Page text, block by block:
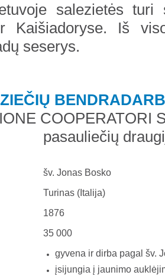
salezietės turi
Kaišiadoryse. Iš
seserys.
COOPERATORI
pasauliečių
šv. Jonas Bosko
Turinas (Italija)
1876
35 000
gyvena ir dirba pagal šv.
įsijungia į jaunimo